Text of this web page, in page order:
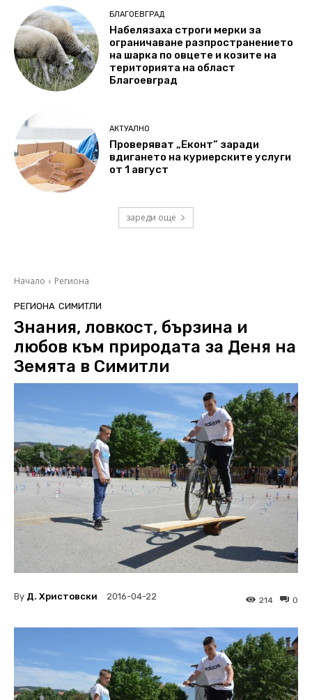
БЛАГОЕВГРАД
Набелязаха строги мерки за
ограничаване разпространението
на шарка по овцете и козите на
територията на област
Благоевград
АКТУАЛНО
Проверяват „Еконт“ заради
вдигането на куриерските услуги
от 1 август
зареди още